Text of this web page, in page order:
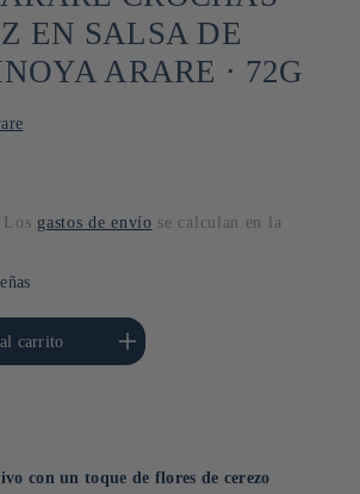
EN SALSA DE
ARARE ⋅ 72G
Los gastos de envío se calculan en la
carrito
cantidad para Default
Title
con un toque de flores de cerezo